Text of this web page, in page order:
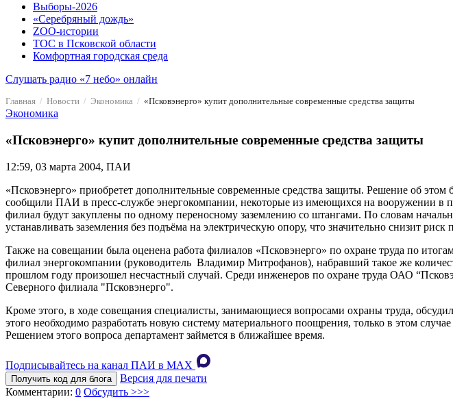
Выборы-2026
«Серебряный дождь»
ZOO-истории
ТОС в Псковской области
Комфортная городская среда
Слушать радио «7 небо» онлайн
Главная Новости Экономика «Псковэнерго» купит дополнительные современные средства защиты
Экономика
«Псковэнерго» купит дополнительные современные средства защиты
12:59, 03 марта 2004, ПАИ
«Псковэнерго» приобретет дополнительные современные средства защиты. Решение об
сообщили ПАИ в пресс-службе энергокомпании, некоторые из имеющихся на вооружении в
филиал будут закуплены по одному переносному заземлению со штангами. По словам
устанавливать заземления без подъёма на электрическую опору, что значительно снизит риск
Также на совещании была оценена работа филиалов «Псковэнерго» по охране труда по
филиал энергокомпании (руководитель Владимир Митрофанов), набравший такое же
прошлом году произошел несчастный случай. Среди инженеров по охране труда ОАО
Северного филиала "Псковэнерго".
Кроме этого, в ходе совещания специалисты, занимающиеся вопросами охраны труда,
этого необходимо разработать новую систему материального поощрения, только в этом
Решением этого вопроса департамент займется в ближайшее время.
Подписывайтесь на канал ПАИ в MAХ
Получить код для блога
Версия для печати
Комментарии: 0 Обсудить >>>